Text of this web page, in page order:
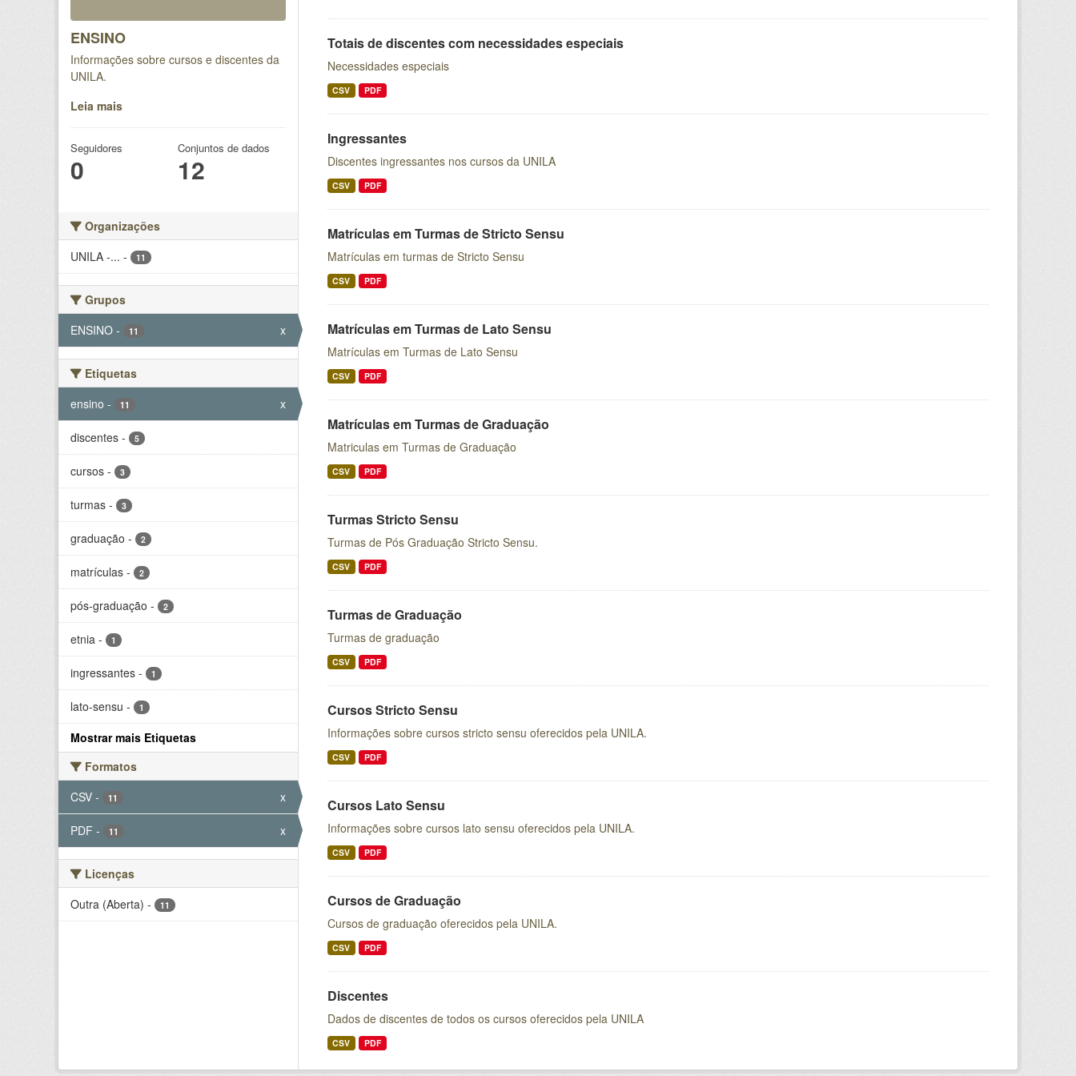
ENSINO
Informações sobre cursos e discentes da
UNILA.
Leia mais
Seguidores
0
Conjuntos de dados
12
Organizações
UNILA -... - 11
Grupos
ENSINO - 11 x
Etiquetas
ensino - 11 x
discentes - 5
cursos - 3
turmas - 3
graduação - 2
matrículas - 2
pós-graduação - 2
etnia - 1
ingressantes - 1
lato-sensu - 1
Mostrar mais Etiquetas
Formatos
CSV - 11 x
PDF - 11 x
Licenças
Outra (Aberta) - 11
Totais de discentes com necessidades especiais
Necessidades especiais
CSV PDF
Ingressantes
Discentes ingressantes nos cursos da UNILA
CSV PDF
Matrículas em Turmas de Stricto Sensu
Matrículas em turmas de Stricto Sensu
CSV PDF
Matrículas em Turmas de Lato Sensu
Matrículas em Turmas de Lato Sensu
CSV PDF
Matrículas em Turmas de Graduação
Matriculas em Turmas de Graduação
CSV PDF
Turmas Stricto Sensu
Turmas de Pós Graduação Stricto Sensu.
CSV PDF
Turmas de Graduação
Turmas de graduação
CSV PDF
Cursos Stricto Sensu
Informações sobre cursos stricto sensu oferecidos pela UNILA.
CSV PDF
Cursos Lato Sensu
Informações sobre cursos lato sensu oferecidos pela UNILA.
CSV PDF
Cursos de Graduação
Cursos de graduação oferecidos pela UNILA.
CSV PDF
Discentes
Dados de discentes de todos os cursos oferecidos pela UNILA
CSV PDF